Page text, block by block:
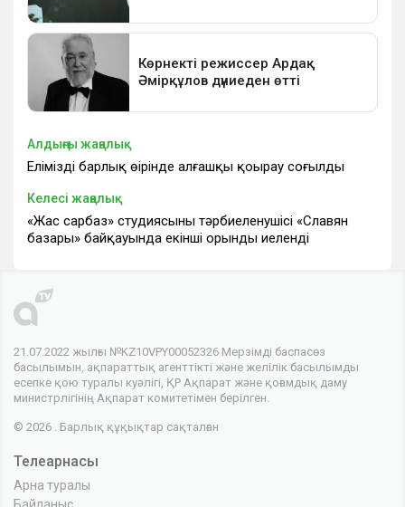
Алдыңғы жаңалық
Еліміздің барлық өңірінде алғашқы қоңырау соғылды
Келесі жаңалық
«Жас сарбаз» студиясының тәрбиеленушісі «Славян
базары» байқауында екінші орынды иеленді
21.07.2022 жылғы №KZ10VPY00052326 Мерзімді баспасөз
басылымын, ақпараттық агенттікті және желілік басылымды
есепке қою туралы куәлігі, ҚР Ақпарат және қоғамдық даму
министрлігінің Ақпарат комитетімен берілген.
© 2026 . Барлық құқықтар сақталған
Телеарнасы
Арна туралы